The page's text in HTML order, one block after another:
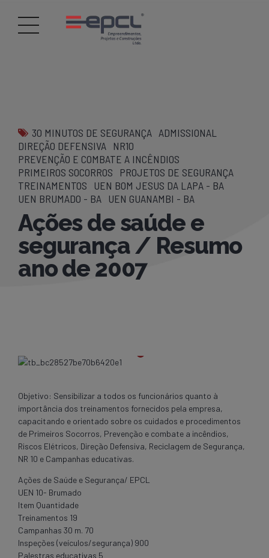
30 MINUTOS DE SEGURANÇA ADMISSIONAL
DIREÇÃO DEFENSIVA NR10
PREVENÇÃO E COMBATE A INCÊNDIOS
PRIMEIROS SOCORROS
PROJETOS DE SEGURANÇA
TREINAMENTOS
UEN BOM JESUS DA LAPA - BA
UEN BRUMADO - BA UEN GUANAMBI - BA
Ações de saúde e
segurança / Resumo
ano de 2007
Objetivo: Sensibilizar a todos os funcionários quanto à
importância dos treinamentos fornecidos pela empresa,
capacitando e orientado sobre os cuidados e procedimentos
de Primeiros Socorros, Prevenção e combate a incêndios,
Riscos Elétricos, Direção Defensiva, Reciclagem de Segurança,
NR 10 e Campanhas educativas.
Ações de Saúde e Segurança/ EPCL
UEN 10- Brumado
Item Quantidade
Treinamentos 19
Campanhas 30 m. 70
Inspeções (veículos/segurança) 900
Palestras educativas 5